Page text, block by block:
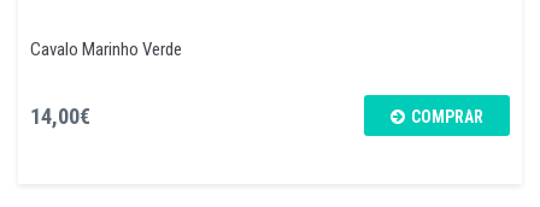
Cavalo Marinho Verde
14,00€ COMPRAR